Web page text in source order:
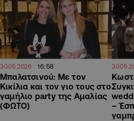
30.05.2026 16:58
Μπαλατσινού: Με τον
Κικίλια και τον γιο τους στο
γαμήλιο party της Αμαλίας
(ΦΩΤΟ)
–